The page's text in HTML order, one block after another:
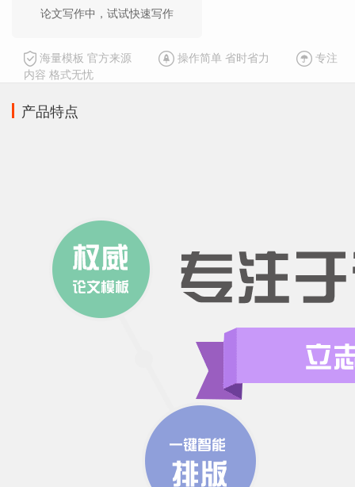
论文写作中，试试快速写作
海量模板 官方来源 操作简单 省时省力
专注
内容 格式无忧
产品特点